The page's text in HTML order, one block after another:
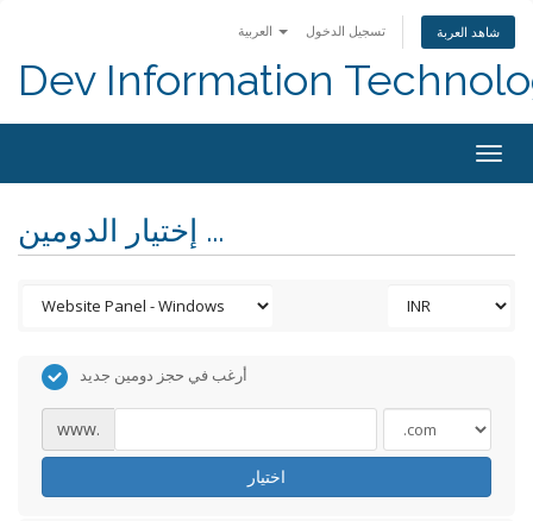
تسجيل الدخول شاهد العربة
Dev Information
إختيار الدومين ...
أرغب في حجز دومين جديد
www.
اختيار